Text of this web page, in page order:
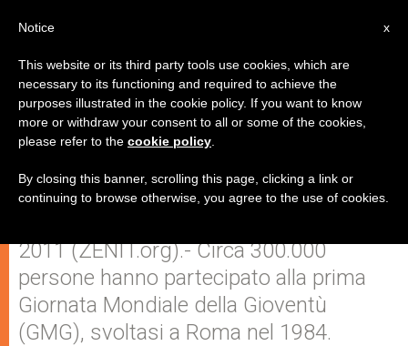
I Vescovi USA lanciano un
pellegrinaggio virtuale alla GMG
2011 (ZENIT.org).- Circa 300.000
persone hanno partecipato alla prima
Giornata Mondiale della Gioventù
(GMG), svoltasi a Roma nel 1984.
x
Notice
This website or its third party tools use cookies, which are
necessary to its functioning and required to achieve the
purposes illustrated in the cookie policy. If you want to know
more or withdraw your consent to all or some of the cookies,
please refer to the cookie policy
By closing this banner, scrolling this page, clicking a link or
continuing to browse otherwise, you agree to the use of cookies.